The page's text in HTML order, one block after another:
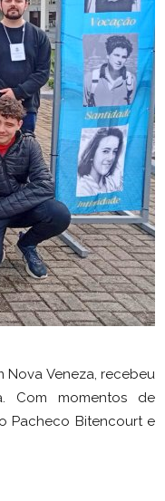
Nova Veneza, recebeu
Com momentos de
Pacheco Bitencourt e